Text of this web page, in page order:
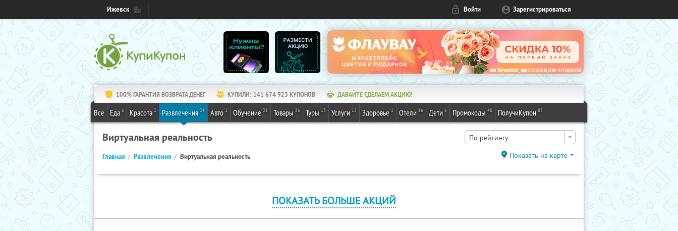
Ижевск Войти Зарегистрироваться
100% ГАРАНТИЯ ВОЗВРАТА ДЕНЕГ КУПИЛИ: 141 674 923 КУПОНОВ ДАВАЙТЕ СДЕЛАЕМ АКЦИЮ!
Все Еда 6 Красота 2 Развлечения 24 Авто 1 Обучение 31 Товары 26 Туры 13 Услуги 12 Здоровье 1 Отели 16 Дети 6 Промокоды 48 ПолучиКупон 83
Виртуальная реальность По рейтингу
Главная Развлечения Виртуальная реальность Показать на карте
ПОКАЗАТЬ БОЛЬШЕ АКЦИЙ